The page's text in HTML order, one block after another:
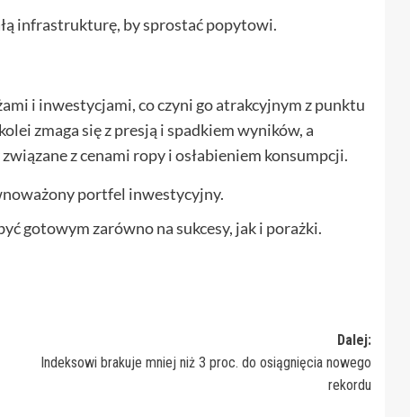
infrastrukturę, by sprostać popytowi.
i inwestycjami, co czyni go atrakcyjnym z punktu
zmaga się z presją i spadkiem wyników, a
z cenami ropy i osłabieniem konsumpcji.
portfel inwestycyjny.
gotowym zarówno na sukcesy, jak i porażki.
Dalej:
Indeksowi brakuje mniej niż 3 proc. do osiągnięcia nowego
rekordu